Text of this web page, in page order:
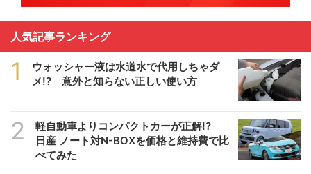
人気記事ランキング
1
ウォッシャー液は水道水で代用しちゃダ
メ!? 意外と知らない正しい使い方
2
軽自動車よりコンパクトカーが正解!?
日産 ノート対N-BOXを価格と維持費で比
べてみた